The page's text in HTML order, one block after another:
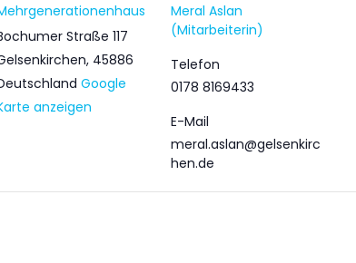
Straße 117
, 45886
Google
anzeigen
Meral Aslan
(Mitarbeiterin)
Telefon
0178 8169433
E-Mail
meral.aslan@gelsenkirc
hen.de